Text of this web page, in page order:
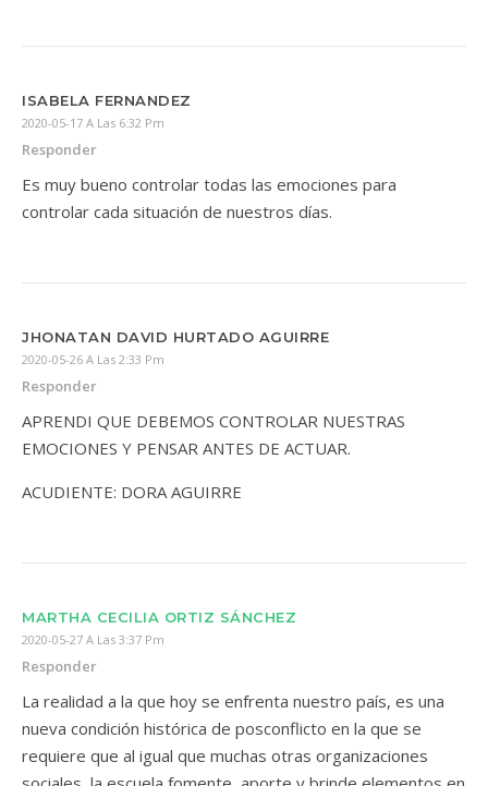
ISABELA FERNANDEZ
2020-05-17 A Las 6:32 Pm
Responder
Es muy bueno controlar todas las emociones para
controlar cada situación de nuestros días.
JHONATAN DAVID HURTADO AGUIRRE
2020-05-26 A Las 2:33 Pm
Responder
APRENDI QUE DEBEMOS CONTROLAR NUESTRAS
EMOCIONES Y PENSAR ANTES DE ACTUAR.
ACUDIENTE: DORA AGUIRRE
MARTHA CECILIA ORTIZ SÁNCHEZ
2020-05-27 A Las 3:37 Pm
Responder
La realidad a la que hoy se enfrenta nuestro país, es una
nueva condición histórica de posconflicto en la que se
requiere que al igual que muchas otras organizaciones